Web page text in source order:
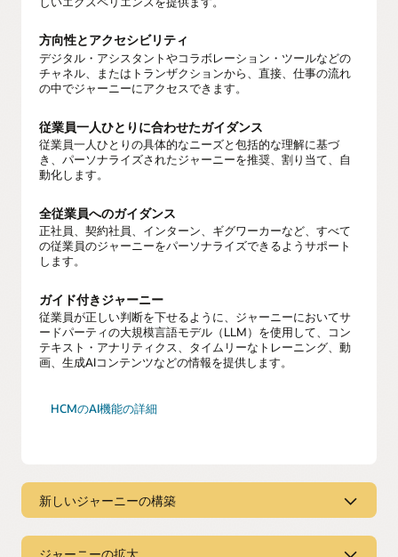
方向性とアクセシビリティ
デジタル・アシスタントやコラボレーション・ツールなどの
チャネル、またはトランザクションから、直接、仕事の流れ
の中でジャーニーにアクセスできます。
従業員一人ひとりに合わせたガイダンス
従業員一人ひとりの具体的なニーズと包括的な理解に基づ
き、パーソナライズされたジャーニーを推奨、割り当て、自
動化します。
全従業員へのガイダンス
正社員、契約社員、インターン、ギグワーカーなど、すべて
の従業員のジャーニーをパーソナライズできるようサポート
します。
ガイド付きジャーニー
従業員が正しい判断を下せるように、ジャーニーにおいてサ
ードパーティの大規模言語モデル（LLM）を使用して、コン
テキスト・アナリティクス、タイムリーなトレーニング、動
画、生成AIコンテンツなどの情報を提供します。
HCMのAI機能の詳細
新しいジャーニーの構築
ジャーニーの拡大